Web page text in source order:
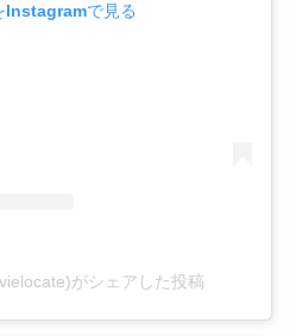
Instagramで見る
がシェアした投稿